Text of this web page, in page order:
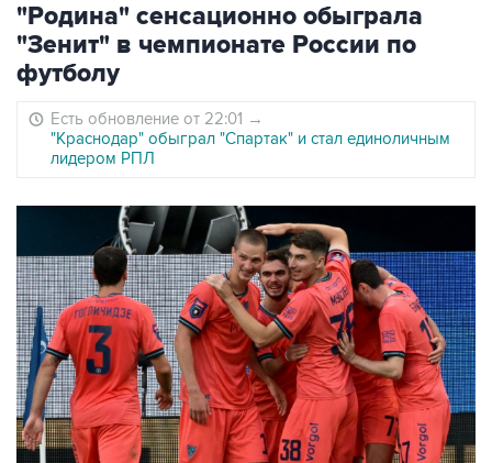
"Родина" сенсационно обыграла
"Зенит" в чемпионате России по
футболу
Есть обновление от 22:01 →
"Краснодар" обыграл "Спартак" и стал единоличным
лидером РПЛ